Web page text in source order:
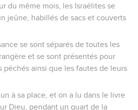
du même mois, les Israélites se
jeûne, habillés de sacs et couverts
se sont séparés de toutes les
et se sont présentés pour
péchés ainsi que les fautes de leurs
à sa place, et on a lu dans le livre
Dieu, pendant un quart de la